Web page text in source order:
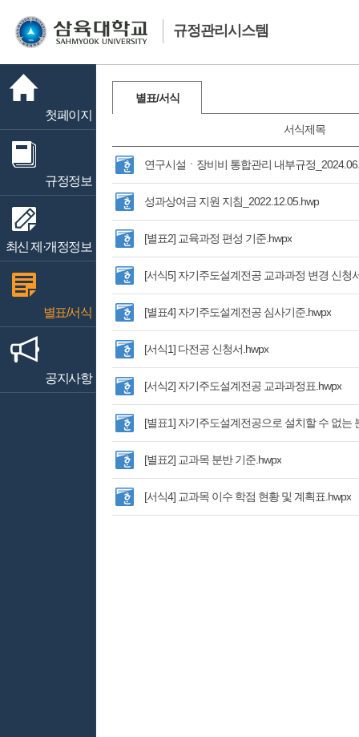
규정관리시스템
첫페이지
규정정보
최신 제·개정정보
별표/서식
공지사항
별표/서식
서식제목
연구시설ㆍ장비비 통합관리 내부규정
성과상여금 지원 지침_2022.12.05.hwp
[별표2] 교육과정 편성 기준.hwpx
[서식5] 자기주도설계전공 교과과정 변경 신청
[별표4] 자기주도설계전공 심사기준.hwpx
[서식1] 다전공 신청서.hwpx
[서식2] 자기주도설계전공 교과과정표.hwpx
[별표1] 자기주도설계전공으로 설치할 수 없는
[별표2] 교과목 분반 기준.hwpx
[서식4] 교과목 이수 학점 현황 및 계획표.hwpx